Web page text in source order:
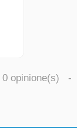
0 opinione(s) -